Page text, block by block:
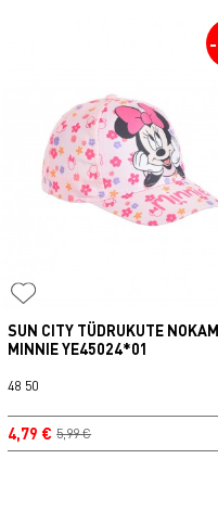
SUN CITY TÜDRUKUTE
MINNIE YE45024*01
4,79 € 5,99 €
48 50